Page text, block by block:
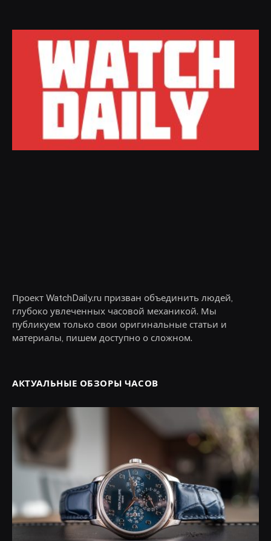
Проект WatchDaily.ru призван объединить людей,
глубоко увлеченных часовой механикой. Мы
публикуем только свои оригинальные статьи и
материалы, пишем доступно о сложном.
АКТУАЛЬНЫЕ ОБЗОРЫ ЧАСОВ